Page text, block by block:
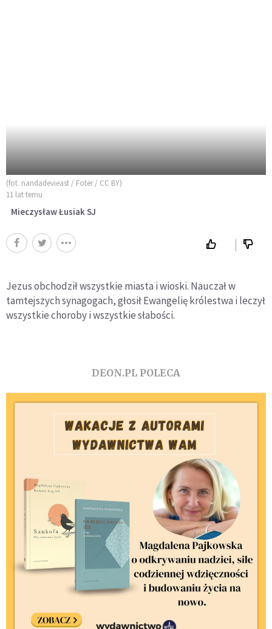
(fot. nandadevieast / Foter / CC BY)
11 lat temu
Mieczysław Łusiak SJ
Jezus obchodził wszystkie miasta i wioski. Nauczał w
tamtejszych synagogach, głosił Ewangelię królestwa i leczył
wszystkie choroby i wszystkie słabości.
DEON.PL POLECA